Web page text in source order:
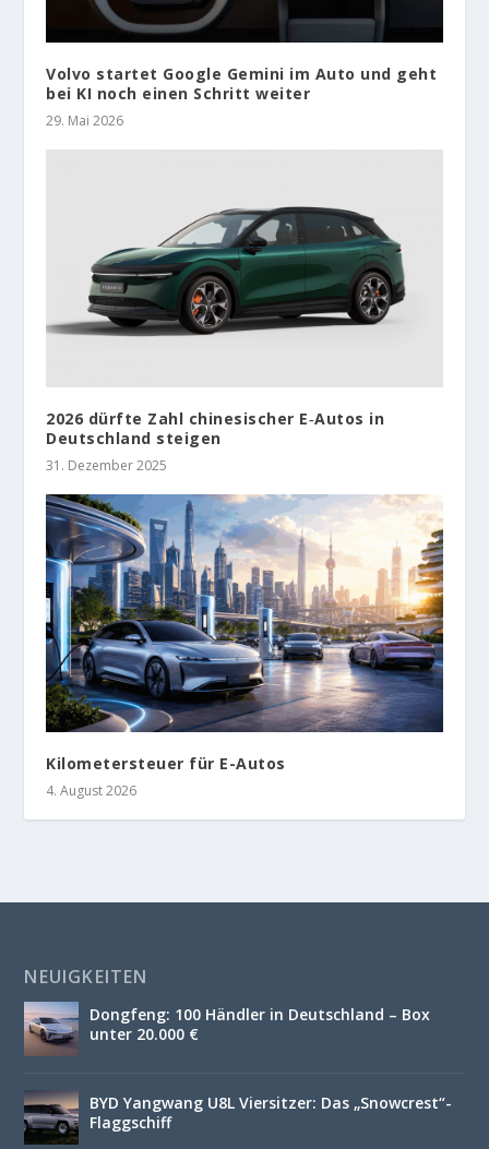
Volvo startet Google Gemini im Auto und geht
bei KI noch einen Schritt weiter
29. Mai 2026
2026 dürfte Zahl chinesischer E‑Autos in
Deutschland steigen
31. Dezember 2025
Kilometersteuer für E-Autos
4. August 2026
NEUIGKEITEN
Dongfeng: 100 Händler in Deutschland – Box
unter 20.000 €
BYD Yangwang U8L Viersitzer: Das „Snowcrest“-
Flaggschiff